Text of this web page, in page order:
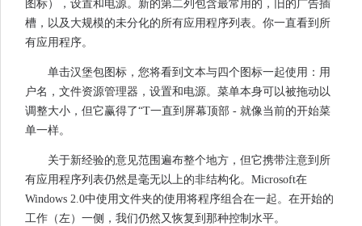
图标），设置和电源。新的第二列包含最常用的，旧的广告插
槽，以及大规模的未分化的所有应用程序列表。你一直看到所
有应用程序。
单击汉堡包图标，您将看到文本与四个图标一起使用：用
户名，文件资源管理器，设置和电源。菜单本身可以被拖动以
调整大小，但它赢得了“T一直到屏幕顶部 - 就像当前的开始菜
单一样。
关于新经验的意见范围遍布整个地方，但它携带注意到所
有应用程序列表仍然是毫无以上的非结构化。Microsoft在
Windows 2.0中使用文件夹的使用将程序组合在一起。在开始的
工作（左）一侧，我们仍然又恢复到那种控制水平。